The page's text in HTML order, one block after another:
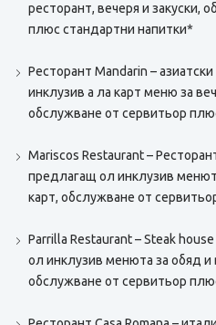
ресторант, вечеря и закуски,
плюс стандартни напитки*
Ресторант Mandarin –
инклузив а ла карт меню за
обслужване от сервитьор
Mariscos Restaurant –
предлагащ ол инклузив
карт, обслужване от
Parrilla Restaurant – Steak
ол инклузив менюта за обяд и
обслужване от сервитьор